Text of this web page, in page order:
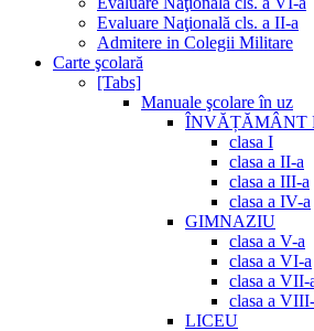
Evaluare Naţională cls. a II-a
Admitere in Colegii Militare
Carte şcolară
[Tabs]
Manuale şcolare în uz
ÎNVĂȚĂMÂNT
clasa I
clasa a II-a
clasa a III-a
clasa a IV-a
GIMNAZIU
clasa a V-a
clasa a VI-a
clasa a VII-
clasa a
LICEU